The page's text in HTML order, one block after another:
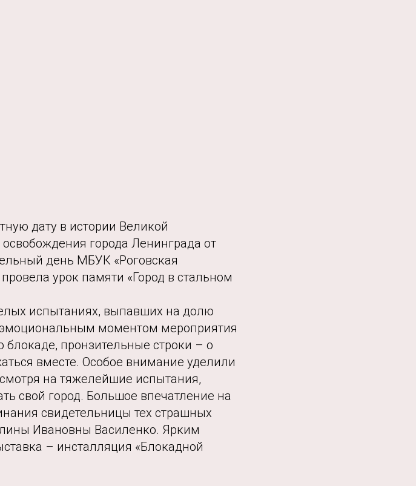
дату в истории Великой
города Ленинграда от
день МБУК «Роговская
урок памяти «Город в стальном
испытаниях, выпавших на долю
моментом мероприятия
блокаде, пронзительные строки – о
вместе. Особое внимание уделили
на тяжелейшие испытания,
свой город. Большое впечатление на
свидетельницы тех страшных
Ивановны Василенко. Ярким
– инсталляция «Блокадной